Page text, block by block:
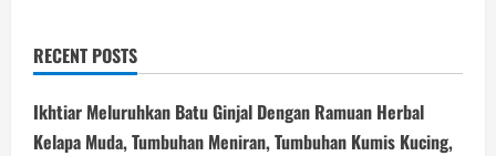
RECENT POSTS
Ikhtiar Meluruhkan Batu Ginjal Dengan Ramuan Herbal
Kelapa Muda, Tumbuhan Meniran, Tumbuhan Kumis Kucing,